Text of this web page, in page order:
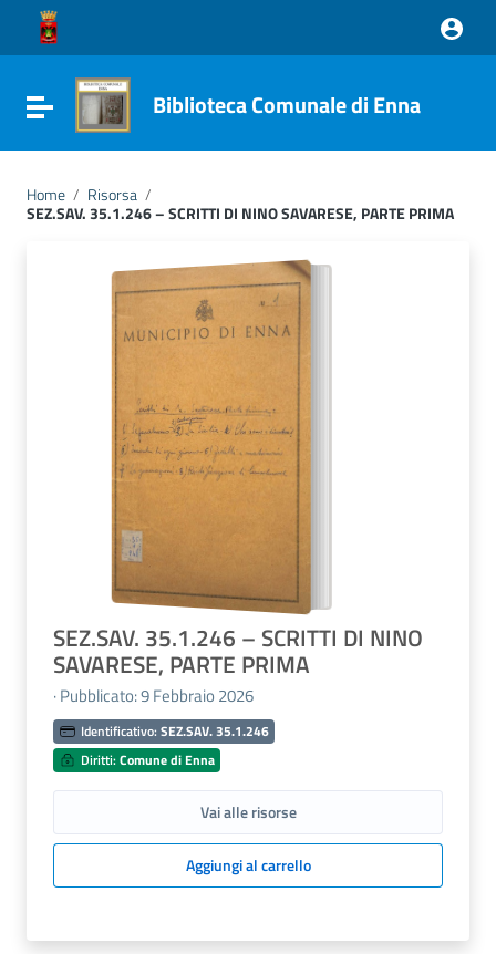
Vai ai contenuti
Vai al menu di navigazione
Vai al footer
Attiva / disattiva la navigazione
Biblioteca Comunale di Enna
Home / Risorsa /
SEZ.SAV. 35.1.246 – SCRITTI DI NINO SAVARESE, PARTE PRIMA
SEZ.SAV. 35.1.246 – SCRITTI DI NINO
SAVARESE, PARTE PRIMA
· Pubblicato: 9 Febbraio 2026
Identificativo: SEZ.SAV. 35.1.246
Diritti:Comune di Enna
Vai alle risorse
Aggiungi al carrello